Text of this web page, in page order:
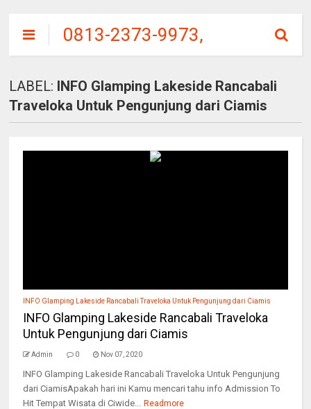
0813-2373-9973,
SITU
PATENGGANG
CIWIDEY, HARGA
TIKET MASUK
LABEL: INFO Glamping Lakeside Rancabali
Traveloka Untuk Pengunjung dari Ciamis
INFO Glamping Lakeside Rancabali Traveloka Untuk Pengunjung dari Ciamis
INFO Glamping Lakeside Rancabali Traveloka
Untuk Pengunjung dari Ciamis
Admin 0 Nov 07, 2020
INFO Glamping Lakeside Rancabali Traveloka Untuk Pengunjung
dari CiamisApakah hari ini Kamu mencari tahu info Admission To
Hit Tempat Wisata di Ciwide... Readmore